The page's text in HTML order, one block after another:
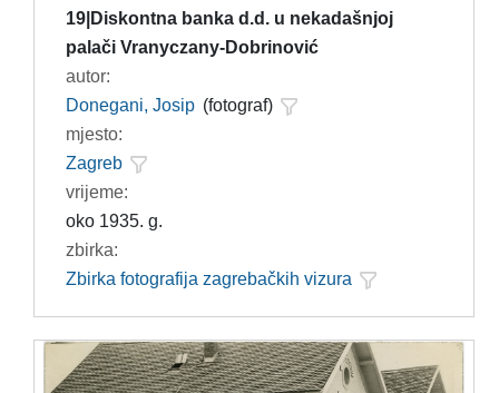
19|Diskontna banka d.d. u nekadašnjoj
palači Vranyczany-Dobrinović
autor:
Donegani, Josip (fotograf)
mjesto:
Zagreb
vrijeme:
oko 1935. g.
zbirka:
Zbirka fotografija zagrebačkih vizura